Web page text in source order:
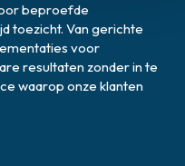
beproefde
toezicht. Van gerichte
voor
resultaten zonder in te
waarop onze klanten